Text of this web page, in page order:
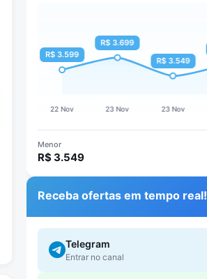
Menor
R$ 3.549
Receba ofertas em tempo real!
Telegram
Entrar no canal